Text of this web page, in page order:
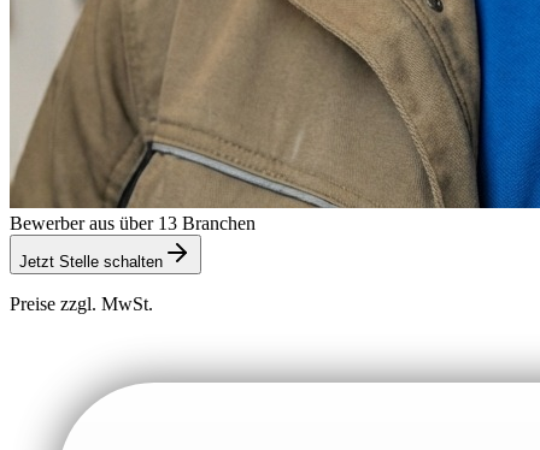
Bewerber aus über 13 Branchen
Jetzt Stelle schalten
Preise zzgl. MwSt.